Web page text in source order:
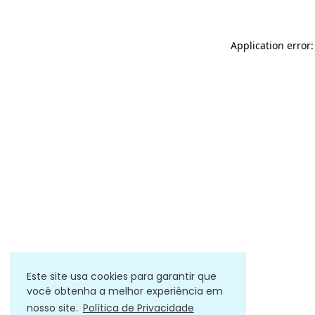
Este site usa cookies para garantir que
você obtenha a melhor experiência em
nosso site. Política de Privacidade
Application